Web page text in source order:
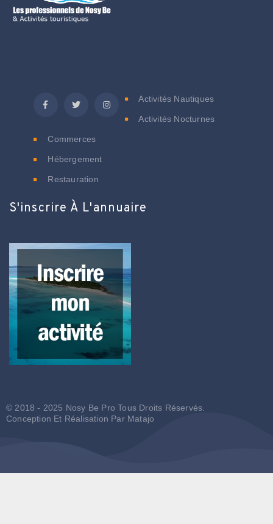
Activités Nautiques
Activités Nocturnes
Commerces
Hébergement
Restauration
S'inscrire À L'annuaire
© 2018 - 2025 Nosy Be Pro Tous Droits Réservés.
Conception Et Réalisation Par Matajo